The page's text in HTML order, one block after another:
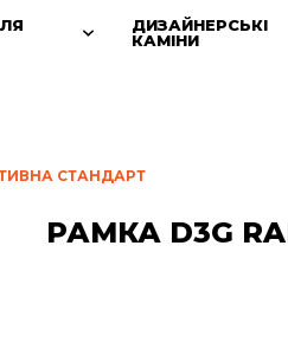
ДИЗАЙНЕРСЬКІ
КАМІНИ
СТАНДАРТ
РАМКА D3G